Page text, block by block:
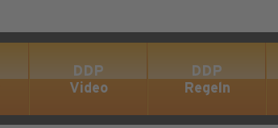
DDP
Video
DDP
Regeln